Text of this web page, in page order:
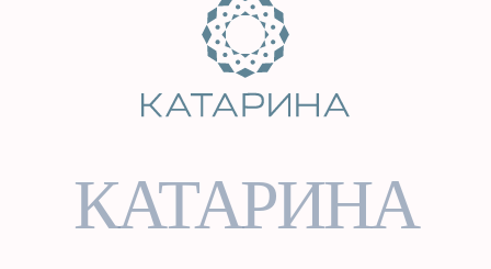
КАТАРИНА